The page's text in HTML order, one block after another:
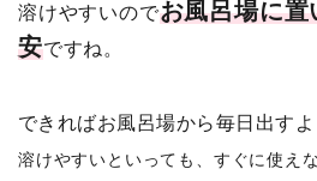
溶けやすいのでお風呂場に置
安ですね。
できればお風呂場から毎日出すよ
溶けやすいといっても、すぐに使え